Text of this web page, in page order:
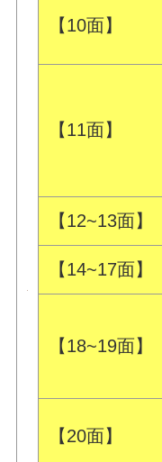
【10面】
【11面】
【12~13面】
【14~17面】
【18~19面】
【20面】